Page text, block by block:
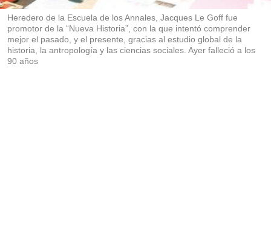
r
Heredero de la Escuela de los Annales, Jacques Le Goff fue
promotor de la “Nueva Historia”, con la que intentó comprender
mejor el pasado, y el presente, gracias al estudio global de la
historia, la antropología y las ciencias sociales. Ayer falleció a los
90 años